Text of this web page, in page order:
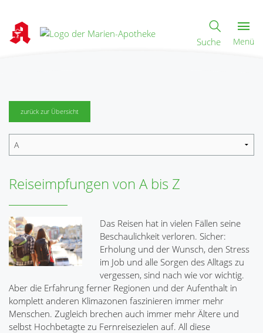
Suche Menü
zurück zur Übersicht
Reiseimpfungen von A bis Z
Das Reisen hat in vielen Fällen seine
Beschaulichkeit verloren. Sicher:
Erholung und der Wunsch, den Stress
im Job und alle Sorgen des Alltags zu
vergessen, sind nach wie vor wichtig.
Aber die Erfahrung ferner Regionen und der Aufenthalt in
komplett anderen Klimazonen faszinieren immer mehr
Menschen. Zugleich brechen auch immer mehr Ältere und
selbst Hochbetagte zu Fernreisezielen auf. All diese